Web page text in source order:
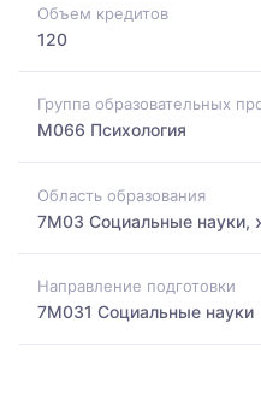
Объем кредитов
120
Группа образовательных
M066 Психология
Область образования
7M03 Социальные науки,
Направление подготовки
7M031 Социальные науки